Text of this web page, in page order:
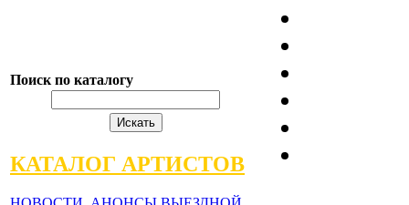
Поиск по каталогу
КАТАЛОГ АРТИСТОВ